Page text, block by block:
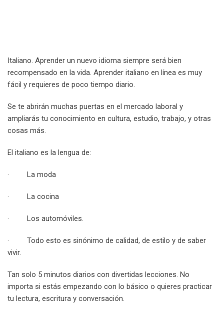
Italiano. Aprender un nuevo idioma siempre será bien
recompensado en la vida. Aprender italiano en línea es muy
fácil y requieres de poco tiempo diario.
Se te abrirán muchas puertas en el mercado laboral y
ampliarás tu conocimiento en cultura, estudio, trabajo, y otras
cosas más.
El italiano es la lengua de:
· La moda
· La cocina
· Los automóviles.
· Todo esto es sinónimo de calidad, de estilo y de saber
vivir.
Tan solo 5 minutos diarios con divertidas lecciones. No
importa si estás empezando con lo básico o quieres practicar
tu lectura, escritura y conversación.